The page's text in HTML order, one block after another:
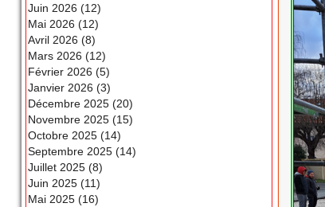
Juin 2026 (12)
Mai 2026 (12)
Avril 2026 (8)
Mars 2026 (12)
Février 2026 (5)
Janvier 2026 (3)
Décembre 2025 (20)
Novembre 2025 (15)
Octobre 2025 (14)
Septembre 2025 (14)
Juillet 2025 (8)
Juin 2025 (11)
Mai 2025 (16)